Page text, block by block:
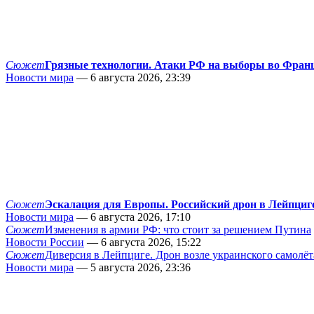
СюжетГрязные технологии. Атаки РФ на выборы во
Новости мира — 6 августа 2026, 23:39
СюжетЭскалация для Европы. Российский дрон в
Новости мира — 6 августа 2026, 17:10
СюжетИзменения в армии РФ: что стоит за решением Путина
Новости России — 6 августа 2026, 15:22
СюжетДиверсия в Лейпциге. Дрон возле украинского
Новости мира — 5 августа 2026, 23:36